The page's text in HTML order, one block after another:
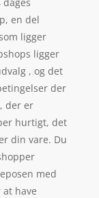
en del
ligger
ligger
, og det
der
der er
hurtigt, det
din vare. Du
med
have